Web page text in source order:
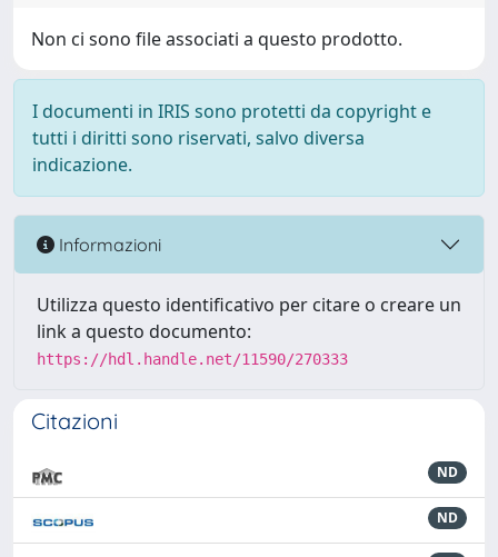
Non ci sono file associati a questo prodotto.
I documenti in IRIS sono protetti da copyright e
tutti i diritti sono riservati, salvo diversa
indicazione.
Informazioni
Utilizza questo identificativo per citare o creare un
link a questo documento:
https://hdl.handle.net/11590/270333
Citazioni
ND
ND